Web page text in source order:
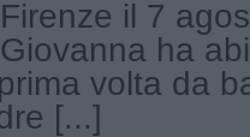
Firenze il 7
Giovanna ha
volta da
[...]